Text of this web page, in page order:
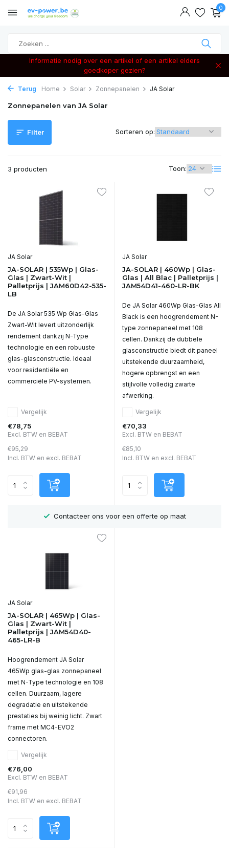
0
Informatie nodig over een artikel of een artikel elders
goedkoper gezien?
Terug Home Solar Zonnepanelen JA Solar
Zonnepanelen van JA Solar
Filter
3 producten Toon:
Sorteren op:
JA Solar
JA-SOLAR | 535Wp | Glas-
Glas | Zwart-Wit |
Palletprijs | JAM60D42-535-
LB
De JA Solar 535 Wp Glas-Glas
Zwart-Wit levert uitzonderlijk
rendement dankzij N-Type
technologie en een robuuste
glas-glasconstructie. Ideaal
voor residentiële en
commerciële PV-systemen.
Vergelijk
€78,75
Excl. BTW en BEBAT
€95,29
Incl. BTW en excl. BEBAT
JA Solar
JA-SOLAR | 460Wp | Glas-
Glas | All Blac | Palletprijs |
JAM54D41-460-LR-BK
De JA Solar 460Wp Glas-Glas All
Black is een hoogrendement N-
type zonnepaneel met 108
cellen. Dankzij de dubbele
glasconstructie biedt dit paneel
uitstekende duurzaamheid,
hogere opbrengst en een
stijlvolle volledig zwarte
afwerking.
Vergelijk
€70,33
Excl. BTW en BEBAT
€85,10
Incl. BTW en excl. BEBAT
Contacteer ons voor een offerte op maat
JA Solar
JA-SOLAR | 465Wp | Glas-
Glas | Zwart-Wit |
Palletprijs | JAM54D40-
465-LR-B
Hoogrendement JA Solar
465Wp glas-glas zonnepaneel
met N-Type technologie en 108
cellen. Duurzaam, lagere
degradatie en uitstekende
prestaties bij weinig licht. Zwart
frame met MC4-EVO2
connectoren.
Vergelijk
€76,00
Excl. BTW en BEBAT
€91,96
Incl. BTW en excl. BEBAT